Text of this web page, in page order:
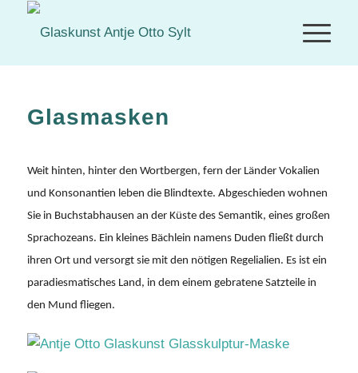
Glasmasken
Weit hinten, hinter den Wortbergen, fern der Länder Vokalien
und Konsonantien leben die Blindtexte. Abgeschieden wohnen
Sie in Buchstabhausen an der Küste des Semantik, eines großen
Sprachozeans. Ein kleines Bächlein namens Duden fließt durch
ihren Ort und versorgt sie mit den nötigen Regelialien. Es ist ein
paradiesmatisches Land, in dem einem gebratene Satzteile in
den Mund fliegen.